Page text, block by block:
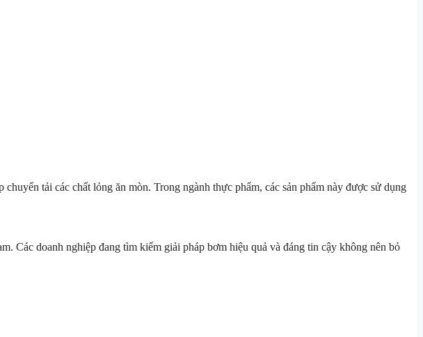
chuyển tải các chất lỏng ăn mòn. Trong ngành thực phẩm, các sản phẩm này được sử dụng
doanh nghiệp đang tìm kiếm giải pháp bơm hiệu quả và đáng tin cậy không nên bỏ